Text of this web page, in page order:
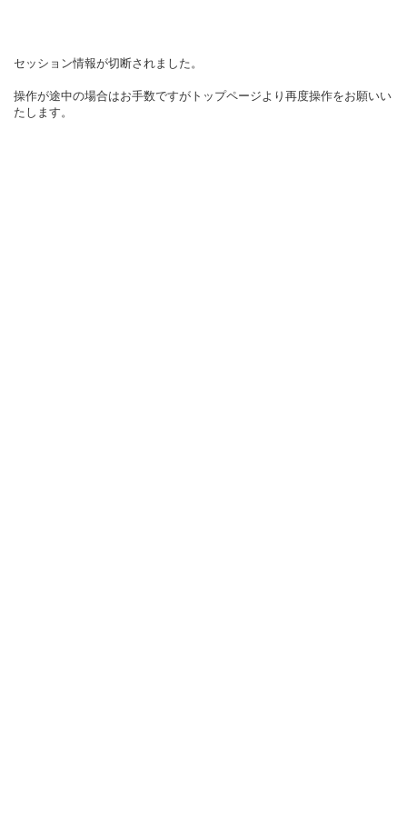
セッション情報が切断されました。
操作が途中の場合はお手数ですがトップページより再度操作をお願いい
たします。